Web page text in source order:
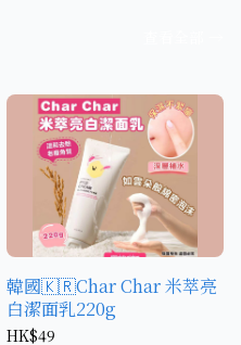
韓國🇰🇷Char Char 米萃亮
白潔面乳220g
HK$49